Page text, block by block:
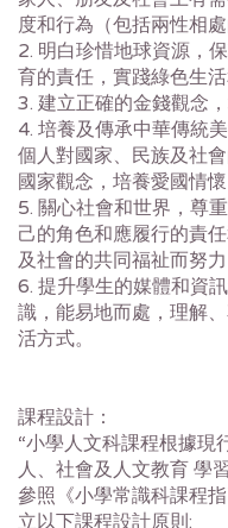
度和行為（包括兩性相
2. 明白珍惜地球資源，
育的責任，實踐綠色生
3. 建立正確的金錢觀念
4. 培養及傳承中華傳統
個人對國家、民族及社
國家觀念，培養愛國情懷
5. 關心社會和世界，尊
己的角色和應履行的責
及社會的共同福祉而努力
6. 提升學生的媒體和資
識，能易地而處，理解
活方式。
課程設計：
“小學人文科課程根據現
人、社會及人文教育 學
參照《小學常識科課程
立以下課程設計原則: